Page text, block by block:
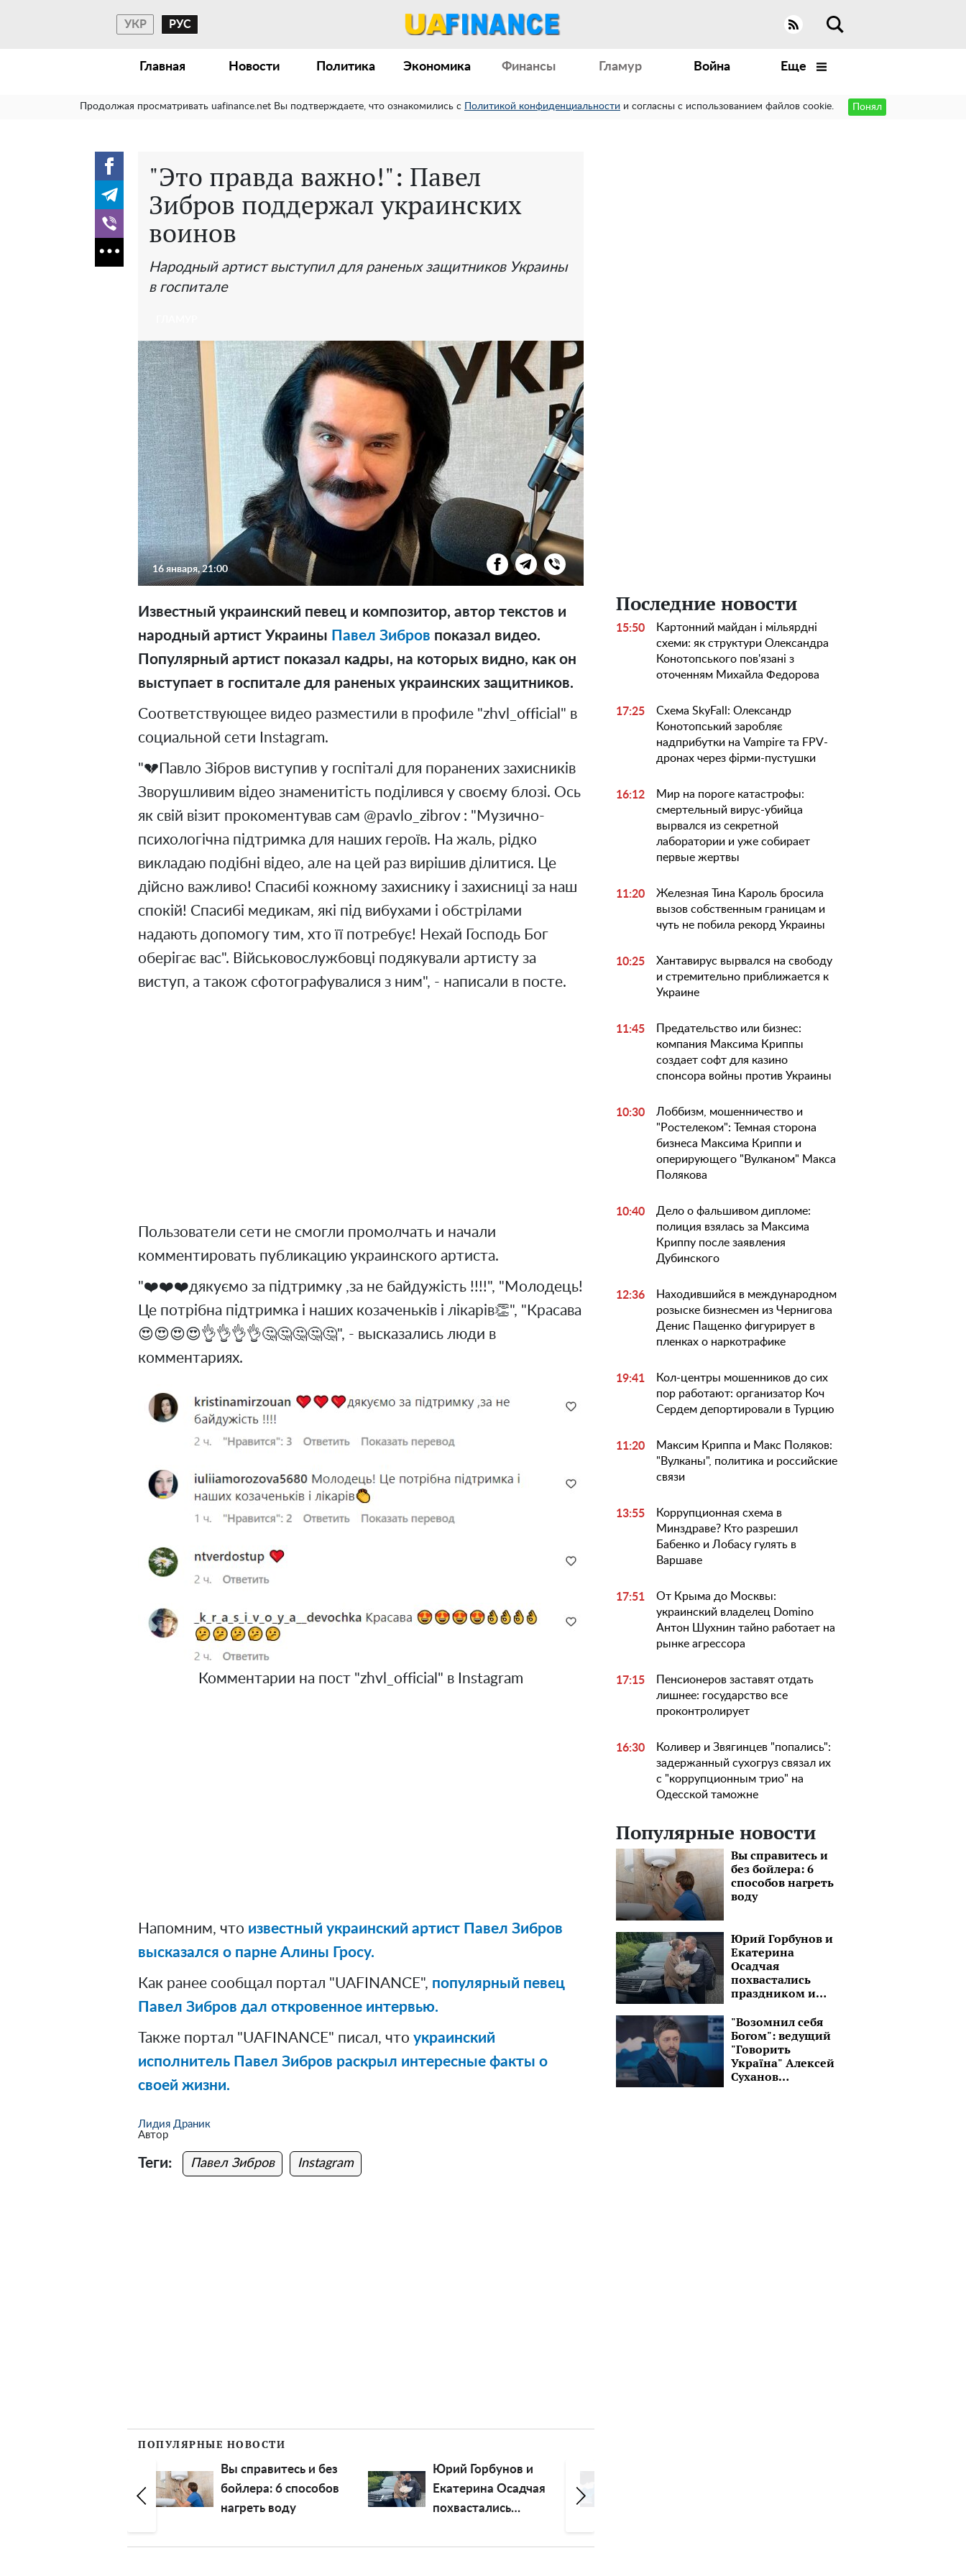
УКР РУС
Главная Новости Политика Экономика Финансы Гламур Война Еще
Продолжая просматривать uafinance.net Вы подтверждаете, что ознакомились с Политикой конфиденциальности и согласны с использованием файлов cookie. Понял
"Это правда важно!": Павел
Зибров поддержал украинских
воинов
Народный артист выступил для раненых защитников Украины
в госпитале
16 января, 21:00
Известный украинский певец и композитор, автор текстов и
народный артист Украины Павел Зибров показал видео.
Популярный артист показал кадры, на которых видно, как он
выступает в госпитале для раненых украинских защитников.
Соответствующее видео разместили в профиле "zhvl_official" в
социальной сети Instagram.
"💔Павло Зібров виступив у госпіталі для поранених захисників
Зворушливим відео знаменитість поділився у своєму блозі. Ось
як свій візит прокоментував сам @pavlo_zibrov : "Музично-
психологічна підтримка для наших героїв. На жаль, рідко
викладаю подібні відео, але на цей раз вирішив ділитися. Це
дійсно важливо! Спасибі кожному захиснику і захисниці за наш
спокій! Спасибі медикам, які під вибухами і обстрілами
надають допомогу тим, хто її потребує! Нехай Господь Бог
оберігає вас". Військовослужбовці подякували артисту за
виступ, а також сфотографувалися з ним", - написали в посте.
Пользователи сети не смогли промолчать и начали
комментировать публикацию украинского артиста.
"❤️❤️❤️дякуємо за підтримку ,за не байдужість !!!!", "Молодець!
Це потрібна підтримка і наших козаченьків і лікарів👏", "Красава
😍😍😍😍👌👌👌👌🤔🤔🤔🤔🤔", - высказались люди в
комментариях.
Комментарии на пост "zhvl_official" в Instagram
Напомним, что известный украинский артист Павел Зибров
высказался о парне Алины Гросу.
Как ранее сообщал портал "UAFINANCE", популярный певец
Павел Зибров дал откровенное интервью.
Также портал "UAFINANCE" писал, что украинский
исполнитель Павел Зибров раскрыл интересные факты о
своей жизни.
Лидия Драник
Автор
Теги: Павел Зибров Instagram
ПОПУЛЯРНЫЕ НОВОСТИ
Юрий Горбунов и
Екатерина Осадчая
похвастались
шикарным черным
"Возомнил себя
Богом": ведущий
"Говорить Україна"
превратился в
Последние новости
15:50
Картонний майдан і мільярдні
схеми: як структури Олександра
Конотопського пов'язані з
оточенням Михайла Федорова
17:25
Схема SkyFall: Олександр
Конотопський заробляє
надприбутки на Vampire та FPV-
дронах через фірми-пустушки
16:12
Мир на пороге катастрофы:
смертельный вирус-убийца
вырвался из секретной
лаборатории и уже собирает
первые жертвы
11:20
Железная Тина Кароль бросила
вызов собственным границам и
чуть не побила рекорд Украины
10:25
Хантавирус вырвался на свободу
и стремительно приближается к
Украине
11:45
Предательство или бизнес:
компания Максима Криппы
создает софт для казино
спонсора войны против Украины
10:30
Лоббизм, мошенничество и
"Ростелеком": Темная сторона
бизнеса Максима Криппи и
оперирующего "Вулканом" Макса
Полякова
10:40
Дело о фальшивом дипломе:
полиция взялась за Максима
Криппу после заявления
Дубинского
12:36
Находившийся в международном
розыске бизнесмен из Чернигова
Денис Пащенко фигурирует в
пленках о наркотрафике
19:41
Кол-центры мошенников до сих
пор работают: организатор Коч
Сердем депортировали в Турцию
11:20
Максим Криппа и Макс Поляков:
"Вулканы", политика и российские
связи
13:55
Коррупционная схема в
Минздраве? Кто разрешил
Бабенко и Лобасу гулять в
Варшаве
17:51
От Крыма до Москвы:
украинский владелец Domino
Антон Шухнин тайно работает на
рынке агрессора
17:15
Пенсионеров заставят отдать
лишнее: государство все
проконтролирует
16:30
Коливер и Звягинцев "попались":
задержанный сухогруз связал их
с "коррупционным трио" на
Одесской таможне
Популярные новости
Вы справитесь и
без бойлера: 6
способов нагреть
воду
Юрий Горбунов и
Екатерина
Осадчая
похвастались
праздником и
черным авто:
"Завтра снова в
путь!"
"Возомнил себя
Богом": ведущий
"Говорить
Україна" Алексей
Суханов